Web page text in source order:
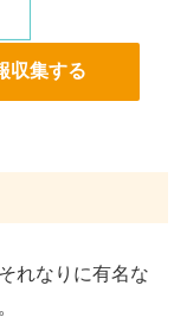
収集する
れなりに有名な